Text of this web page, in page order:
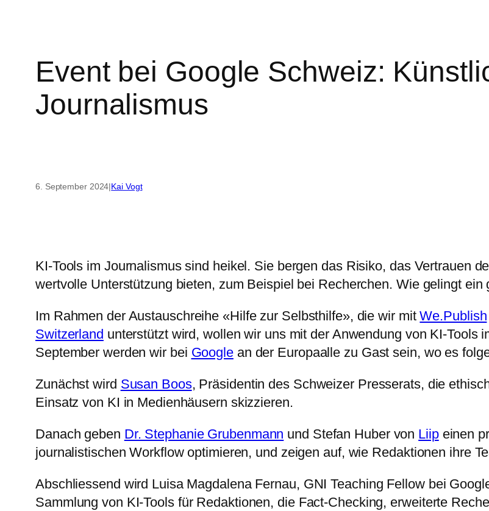
Event bei Google Schweiz:
Journalismus
6. September 2024|Kai Vogt
KI-Tools im Journalismus sind heikel. Sie bergen das Risiko, das Vertrauen
wertvolle Unterstützung bieten, zum Beispiel bei Recherchen. Wie gelingt ein
Im Rahmen der Austauschreihe «Hilfe zur Selbsthilfe», die wir mitWe.Publish
Switzerland unterstützt wird, wollen wir uns mit der Anwendung von KI-Tools
September werden wir bei Googlean der Europaalle zu Gast sein, wo es
Zunächst wird Susan Boos, Präsidentin des Schweizer Presserats, die
Einsatz von KI in Medienhäusern skizzieren.
Danach geben Dr. Stephanie Grubenmann und Stefan Huber von Liipeinen
journalistischen Workflow optimieren, und zeigen auf, wie Redaktionen ihre
Abschliessend wird Luisa Magdalena Fernau, GNI Teaching Fellow bei
Sammlung von KI-Tools für Redaktionen, die Fact-Checking, erweiterte